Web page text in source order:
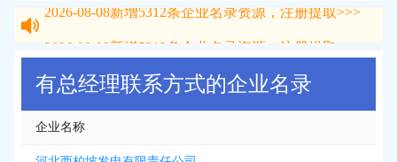
有总经理联系方式的企业名录
企业名称